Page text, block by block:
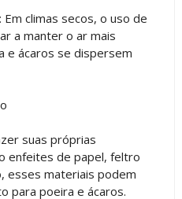
climas secos, o uso de
a manter o ar mais
e ácaros se dispersem
suas próprias
enfeites de papel, feltro
esses materiais podem
para poeira e ácaros.